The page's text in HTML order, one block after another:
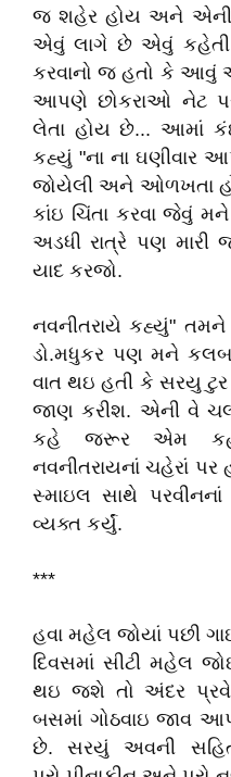
જ શહેર હોય અને એની
એવું લાગે છે એવું કહેતી
કરવાનો જ હતો કે આવું
આપણે છોકરાઓ નેટ
લેતા હોય છે... આમાં
કહ્યું "ના ના ઘણીવાર
જોયેલી અને ઓળખતા
કાંઇ ચિંતા કરવા જેવું
અડધી રાત્રે પણ
યાદ કરજો.
નવનીતરાયે કહ્યું"
ડો.મધુકર પણ મને
વાત થઇ હતી કે સરયુ
જાણ કરીશ. એની વે
કહે જરૂર એમ
નવનીતરાયનાં ચહેરાં પર
સ્માઇલ સાથે પરવીનનાં
વ્યક્ત કર્યું.
***
હવા મહેલ જોયાં પછી
દિવસમાં સીટી મહેલ
થઇ જશે તો અંદર
બસમાં ગોઠવાઇ જાવ
છે. સરયું અવની સહિત